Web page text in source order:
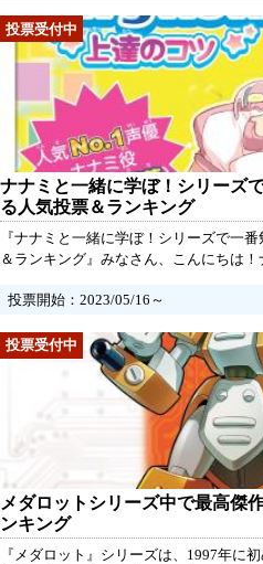
す。
ナナミと一緒に学ぼ！シリーズ
る人気投票＆ランキング
『ナナミと一緒に学ぼ！シリーズで一
＆ランキング』みなさん、こんにちは
ームを決める、大人気の人気投票＆ラ
投票開始：2023/05/16～
メダロットシリーズ中で最高傑
ンキング
『メダロット』シリーズは、1997年に